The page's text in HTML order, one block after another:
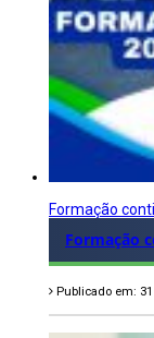
Formação
Formação
Publicado em: